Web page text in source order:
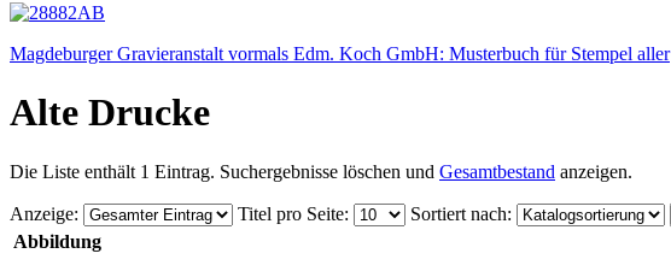
Magdeburger Gravieranstalt vormals Edm. Koch GmbH: Musterbuch für Stempel aller
Alte Drucke
Die Liste enthält 1 Eintrag. Suchergebnisse löschen und Gesamtbestand anzeigen.
Anzeige: Titel pro Seite: Sortiert nach:
Abbildung